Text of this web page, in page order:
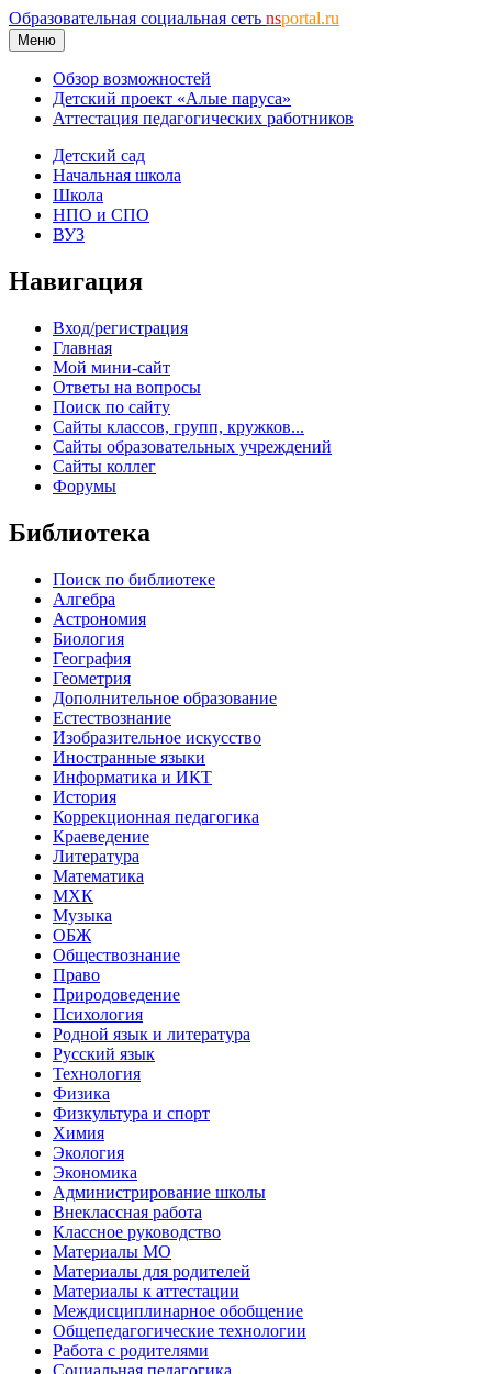
Образовательная социальная сеть nsportal.ru
Меню
Обзор возможностей
Детский проект «Алые паруса»
Аттестация педагогических работников
Детский сад
Начальная школа
Школа
НПО и СПО
ВУЗ
Навигация
Вход/регистрация
Главная
Мой мини-сайт
Ответы на вопросы
Поиск по сайту
Сайты классов, групп, кружков...
Сайты образовательных учреждений
Сайты коллег
Форумы
Библиотека
Поиск по библиотеке
Алгебра
Астрономия
Биология
География
Геометрия
Дополнительное образование
Естествознание
Изобразительное искусство
Иностранные языки
Информатика и ИКТ
История
Коррекционная педагогика
Краеведение
Литература
Математика
МХК
Музыка
ОБЖ
Обществознание
Право
Природоведение
Психология
Родной язык и литература
Русский язык
Технология
Физика
Физкультура и спорт
Химия
Экология
Экономика
Администрирование школы
Внеклассная работа
Классное руководство
Материалы МО
Материалы для родителей
Материалы к аттестации
Междисциплинарное обобщение
Общепедагогические технологии
Работа с родителями
Социальная педагогика